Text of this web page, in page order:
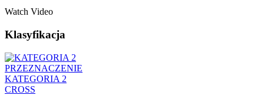
Watch Video
Klasyfikacja
PRZEZNACZENIE
KATEGORIA 2
CROSS